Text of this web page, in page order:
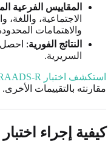
المقاييس الفرعية
الاجتماعية،
والاهتمامات
النتائج الفورية: احصل
السريرية.
استكشف اختبار RAADS-R
مقارنته بالتقييمات الأخرى.
كيفية إجراء اختبار RAADS-R